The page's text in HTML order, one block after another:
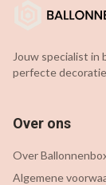
Jouw specialist
perfecte
Over ons
Over
Algemene